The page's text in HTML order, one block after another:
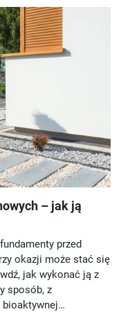
– jak ją
przed
okazji może stać się
jak wykonać ją z
sposób, z